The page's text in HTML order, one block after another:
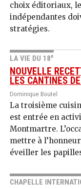
choix éditoriaux,
indépendantes
stratégies.
LA VIE DU 18e
NOUVELLE
LES CANTINES
Dominique Boutel
La troisième
est entrée en
Montmartre.
mettre à
éveiller les
CHAPELLE